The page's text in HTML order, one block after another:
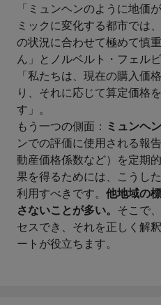
「ミュンヘンのように地価
ミックに変化する都市では
の状況に合わせて極めて慎
ん」とノルベルト・フェル
「私たちは、現在の購入価
り、それに応じて算定価格
す」。
もう一つの側面： ミュンヘ
ンでの評価に使用される報
動産価格係数など）を定期
果を得るためには、こうし
利用すべきです。 他地域の
さないことが多い。 そこで
セスでき、それを正しく解
ートが役立ちます。